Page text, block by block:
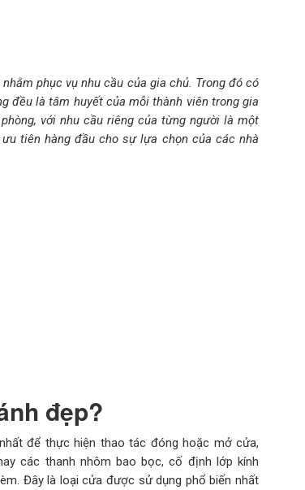
phục vụ nhu cầu của gia chủ. Trong đó có
đều là tâm huyết của mỗi thành viên trong gia
với nhu cầu riêng của từng người là một
tiên hàng đầu cho sự lựa chọn của các nhà
đẹp?
để thực hiện thao tác đóng hoặc mở cửa,
các thanh nhôm bao bọc, cố định lớp kính
Đây là loại cửa được sử dụng phổ biến nhất